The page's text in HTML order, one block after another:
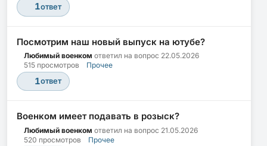
1ответ
Посмотрим наш новый выпуск на ютубе?
Любимый военком ответил на вопрос 22.05.2026
515 просмотров
Прочее
1ответ
Военком имеет подавать в розыск?
Любимый военком ответил на вопрос 21.05.2026
520 просмотров
Прочее